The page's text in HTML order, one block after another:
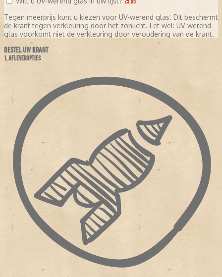
25,95
Tegen meerprijs kunt u kiezen voor UV-werend glas. Dit beschermt
de krant tegen verkleuring door het zonlicht. Let wel: UV-werend
glas voorkomt niet de verkleuring door veroudering van de krant.
BESTEL UW KRANT
1. AFLEVEROPTIES